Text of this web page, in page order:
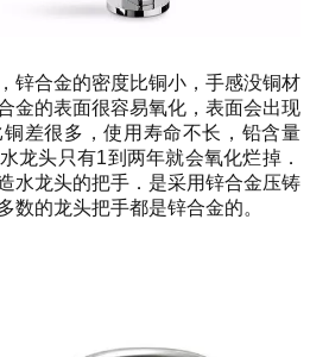
锌合金的密度比铜小，手感没铜材
金的表面很容易氧化，表面会出现
差很多，使用寿命不长，铅含量
龙头只有1到两年就会氧化烂掉．
水龙头的把手．是采用锌合金压铸
数的龙头把手都是锌合金的。